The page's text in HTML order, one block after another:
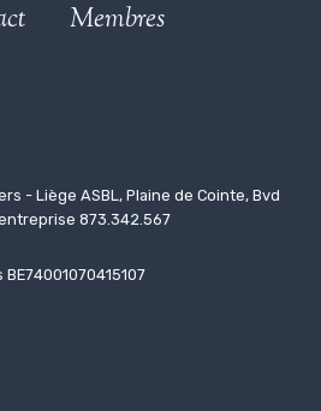
Membres
- Liège ASBL, Plaine de Cointe, Bvd
873.342.567